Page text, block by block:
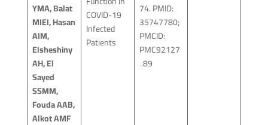
74. PMID:
35747780;
PMCID:
PMC92127
89.
COVID-19
Infected
Patients
YMA, Balat
MIEI, Hasan
AIM,
Elsheshiny
AH, El
Sayed
SSMM,
Fouda AAB,
Alkot AMF